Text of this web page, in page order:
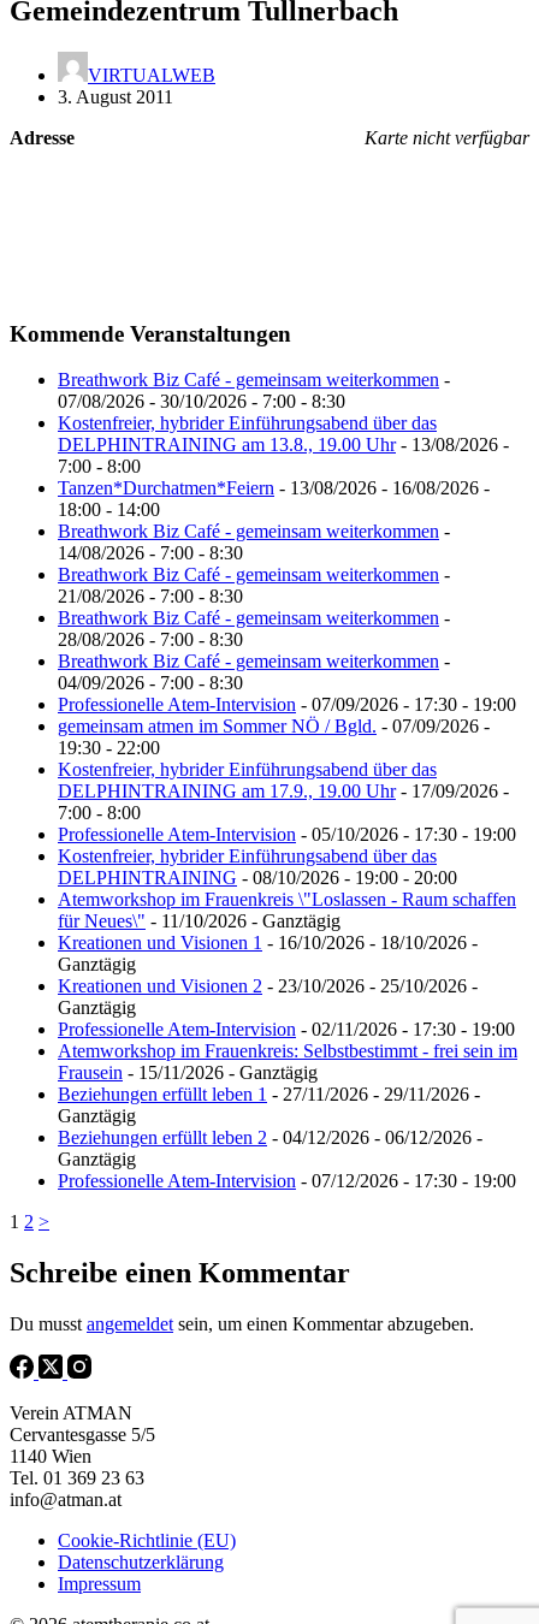
Gemeindezentrum Tullnerbach
VIRTUALWEB
3. August 2011
Karte nicht verfügbar
Adresse
Kommende Veranstaltungen
Breathwork Biz Café - gemeinsam weiterkommen -
07/08/2026 - 30/10/2026 - 7:00 - 8:30
Kostenfreier, hybrider Einführungsabend über das
DELPHINTRAINING am 13.8., 19.00 Uhr- 13/08/2026 -
7:00 - 8:00
Tanzen*Durchatmen*Feiern - 13/08/2026 - 16/08/2026 -
18:00 - 14:00
Breathwork Biz Café - gemeinsam weiterkommen -
14/08/2026 - 7:00 - 8:30
Breathwork Biz Café - gemeinsam weiterkommen -
21/08/2026 - 7:00 - 8:30
Breathwork Biz Café - gemeinsam weiterkommen -
28/08/2026 - 7:00 - 8:30
Breathwork Biz Café - gemeinsam weiterkommen -
04/09/2026 - 7:00 - 8:30
Professionelle Atem-Intervision - 07/09/2026 - 17:30 - 19:00
gemeinsam atmen im Sommer NÖ / Bgld. - 07/09/2026 -
19:30 - 22:00
Kostenfreier, hybrider Einführungsabend über das
DELPHINTRAINING am 17.9., 19.00 Uhr- 17/09/2026 -
7:00 - 8:00
Professionelle Atem-Intervision - 05/10/2026 - 17:30 - 19:00
Kostenfreier, hybrider Einführungsabend über das
DELPHINTRAINING - 08/10/2026 - 19:00 - 20:00
Atemworkshop im Frauenkreis \"Loslassen - Raum schaffen
für Neues\" - 11/10/2026 - Ganztägig
Kreationen und Visionen 1 - 16/10/2026 - 18/10/2026 -
Ganztägig
Kreationen und Visionen 2 - 23/10/2026 - 25/10/2026 -
Ganztägig
Professionelle Atem-Intervision - 02/11/2026 - 17:30 - 19:00
Atemworkshop im Frauenkreis: Selbstbestimmt - frei sein im
Frausein - 15/11/2026 - Ganztägig
Beziehungen erfüllt leben 1 - 27/11/2026 - 29/11/2026 -
Ganztägig
Beziehungen erfüllt leben 2 - 04/12/2026 - 06/12/2026 -
Ganztägig
Professionelle Atem-Intervision - 07/12/2026 - 17:30 - 19:00
1 2 >
Schreibe einen Kommentar
Du musst angemeldet sein, um einen Kommentar abzugeben.
Verein ATMAN
Cervantesgasse 5/5
1140 Wien
Tel. 01 369 23 63
info@atman.at
Cookie-Richtlinie (EU)
Datenschutzerklärung
Impressum